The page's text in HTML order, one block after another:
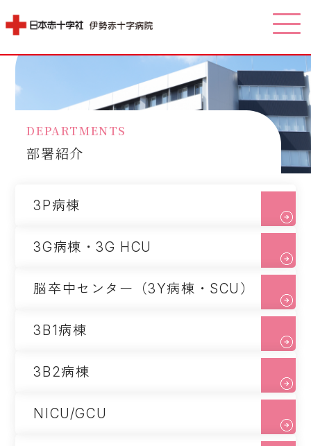
部署紹介
3P病棟
3G病棟・3G HCU
脳卒中センター（3Y病棟・SCU）
3B1病棟
3B2病棟
NICU/GCU